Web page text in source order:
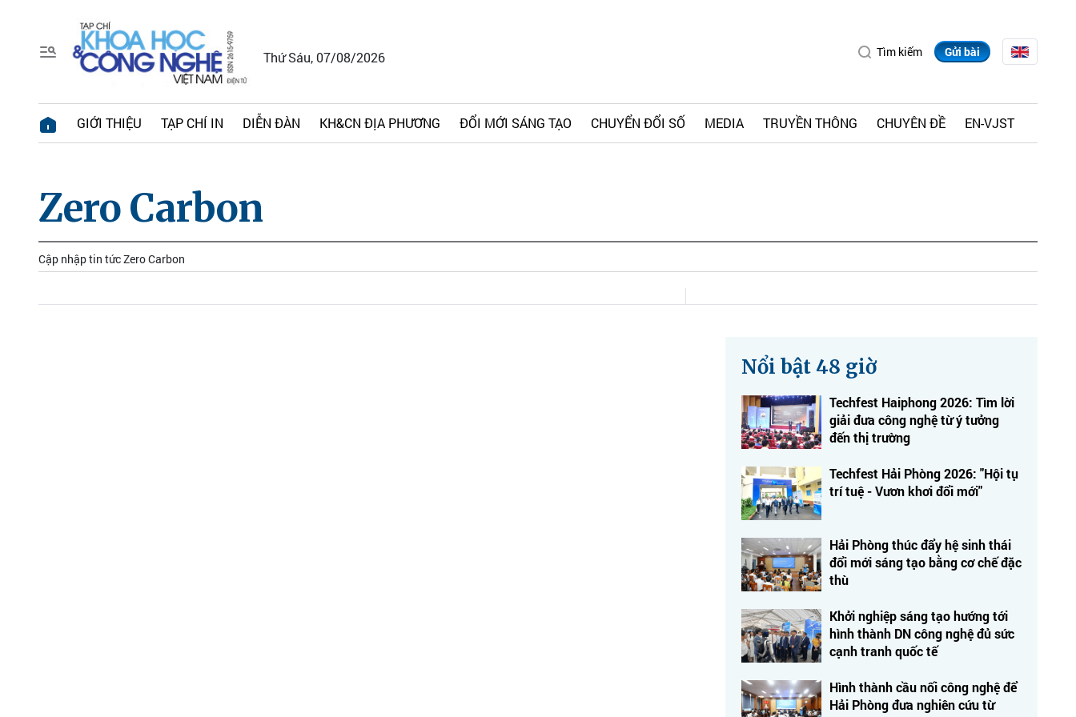
Thứ Sáu, 07/08/2026 Tìm kiếm Gửi bài
GIỚI THIỆU TẠP CHÍ IN DIỄN ĐÀN KH&CN ĐỊA PHƯƠNG ĐỔI MỚI SÁNG TẠO CHUYỂN ĐỔI SỐ MEDIA TRUYỀN THÔNG CHUYÊN ĐỀ EN-VJST
Zero Carbon
Cập nhập tin tức Zero Carbon
Nổi bật 48 giờ
Techfest Haiphong 2026: Tìm lời
giải đưa công nghệ từ ý tưởng
đến thị trường
Techfest Hải Phòng 2026: "Hội tụ
trí tuệ - Vươn khơi đổi mới"
Hải Phòng thúc đẩy hệ sinh thái
đổi mới sáng tạo bằng cơ chế đặc
thù
Khởi nghiệp sáng tạo hướng tới
hình thành DN công nghệ đủ sức
cạnh tranh quốc tế
Hình thành cầu nối công nghệ để
Hải Phòng đưa nghiên cứu từ